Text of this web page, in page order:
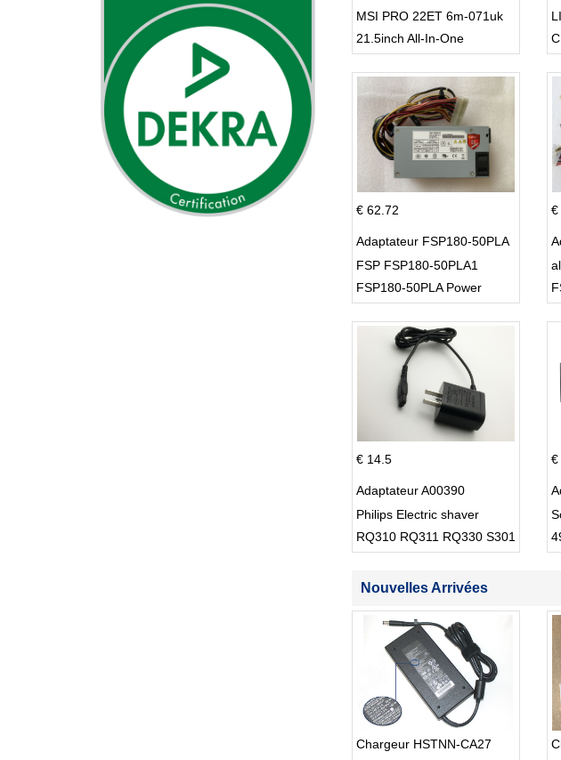
MSI PRO 22ET 6m-071uk
21.5inch All-In-One
€ 62.72
Adaptateur FSP180-50PLA
FSP FSP180-50PLA1
FSP180-50PLA Power
€
€ 14.5
Adaptateur A00390
Philips Electric shaver
RQ310 RQ311 RQ330 S301
€
Nouvelles Arrivées
Chargeur HSTNN-CA27